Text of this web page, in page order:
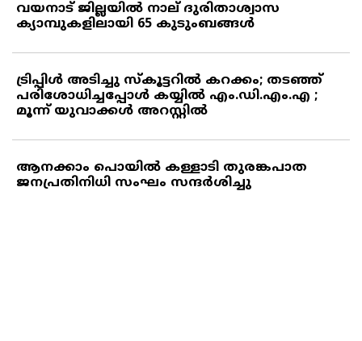
വയനാട് ജില്ലയില്‍ നാല് ദുരിതാശ്വാസ
ക്യാമ്പുകളിലായി 65 കുടുംബങ്ങള്‍
ട്രിപ്പിള്‍ അടിച്ചു സ്‌കൂട്ടറില്‍ കറക്കം; തടഞ്ഞ്
പരിശോധിച്ചപ്പോള്‍ കയ്യില്‍ എം.ഡി.എം.എ ;
മൂന്ന് യുവാക്കള്‍ അറസ്റ്റില്‍
ആനക്കാം പൊയില്‍ കള്ളാടി തുരങ്കപാത
ജനപ്രതിനിധി സംഘം സന്ദര്‍ശിച്ചു